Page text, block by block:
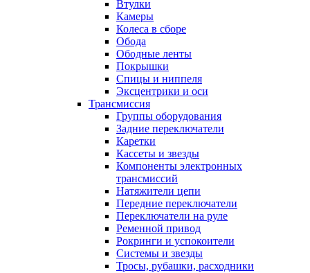
Втулки
Камеры
Колеса в сборе
Обода
Ободные ленты
Покрышки
Спицы и ниппеля
Эксцентрики и оси
Трансмиссия
Группы оборудования
Задние переключатели
Каретки
Кассеты и звезды
Компоненты электронных
трансмиссий
Натяжители цепи
Передние переключатели
Переключатели на руле
Ременной привод
Рокринги и успокоители
Системы и звезды
Тросы, рубашки, расходники